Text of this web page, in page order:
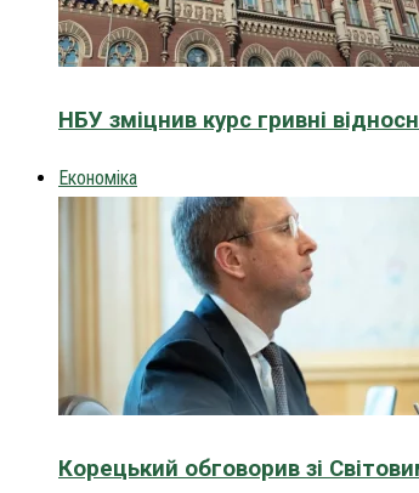
НБУ зміцнив курс гривні
Економіка
Корецький обговорив зі